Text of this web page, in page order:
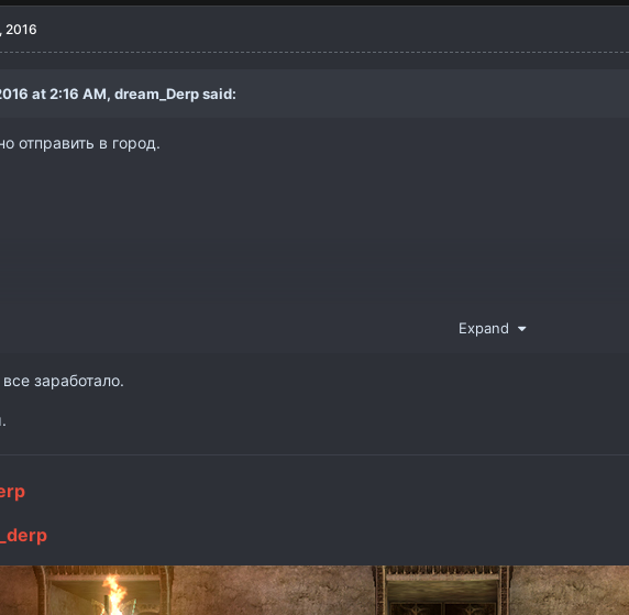
index.php?f=download
2016
at 2:16 AM, dream_Derpsaid:
отправить в город.
у вас так часто , я например не разу за много лет такой баг не ловил..
чистый клиент если вы этого еще не сделали
Expand
заработало.